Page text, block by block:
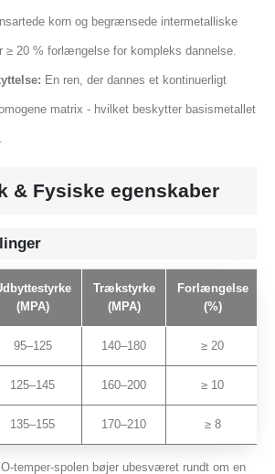
korn og begrænsede intermetalliske
≥ 20 % forlængelse for kompleks dannelse.
En ren, der dannes et kontinuerligt
matrix - hvilket beskytter basismetallet
& Fysiske egenskaber
(MPA)
Trækstyrke
(MPA)
Forlængelse
(%)
95–125 140–180 ≥ 20
125–145 160–200 ≥ 10
135–155 170–210 ≥ 8
temper-spolen bøjer ubesværet rundt om en